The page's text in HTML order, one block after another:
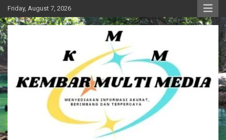
Skip
to
content
Friday, August 7, 2026